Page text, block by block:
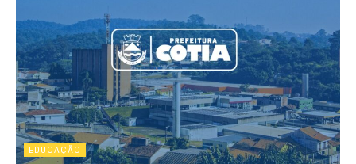
EDUCAÇÃO